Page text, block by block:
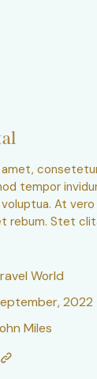
tempor
At
rebum. Stet
World
2022
Miles